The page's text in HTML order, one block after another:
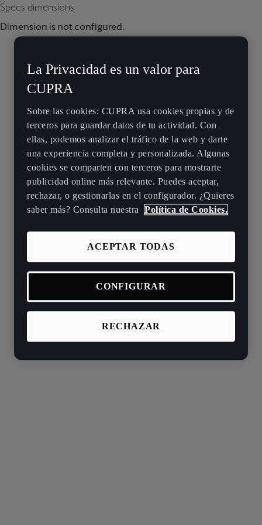
Specs dimensions
Dimension is not configured.
La Privacidad es un valor para
CUPRA
Sobre las cookies: CUPRA usa cookies propias y de
terceros para guardar datos de tu actividad. Con
ellas, podemos analizar el tráfico de la web y darte
una experiencia completa y personalizada. Algunas
cookies se comparten con terceros para mostrarte
publicidad online más relevante. Puedes aceptar,
rechazar, o gestionarlas en el configurador. ¿Quieres
saber más? Consulta nuestra Política de Cookies.
RECHAZAR
ACEPTAR TODAS
CONFIGURAR